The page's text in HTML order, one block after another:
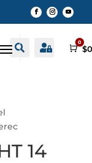
 Buscar
 Cuenta
0
$
14